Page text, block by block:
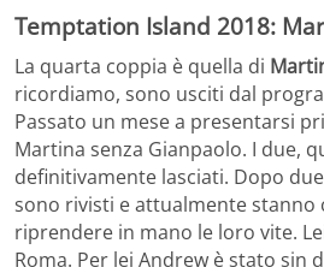
Temptation Island 2018:
La quarta coppia è quella di
ricordiamo, sono usciti dal
Passato un mese a presentarsi
Martina senza Gianpaolo. I due,
definitivamente lasciati. Dopo
sono rivisti e attualmente stanno
riprendere in mano le loro vite.
Roma. Per lei Andrew è stato sin